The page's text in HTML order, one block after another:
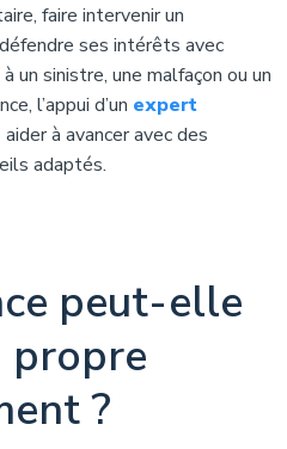
faire intervenir un
ses intérêts avec
un sinistre, une malfaçon ou un
l’appui d’un expert
à avancer avec des
adaptés.
peut-elle
propre
?